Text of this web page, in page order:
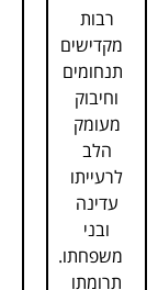
רבות
מקדישים
תנחומים
וחיבוק
מעומק
הלב
לרעייתו
עדינה
ובני
משפחתו.
תרומתו